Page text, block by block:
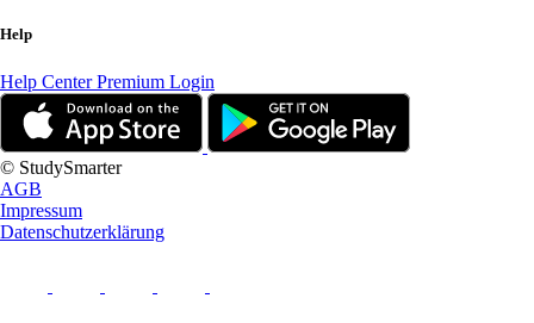
Help
Help CenterPremium Login
© StudySmarter
AGB
Impressum
Datenschutzerklärung